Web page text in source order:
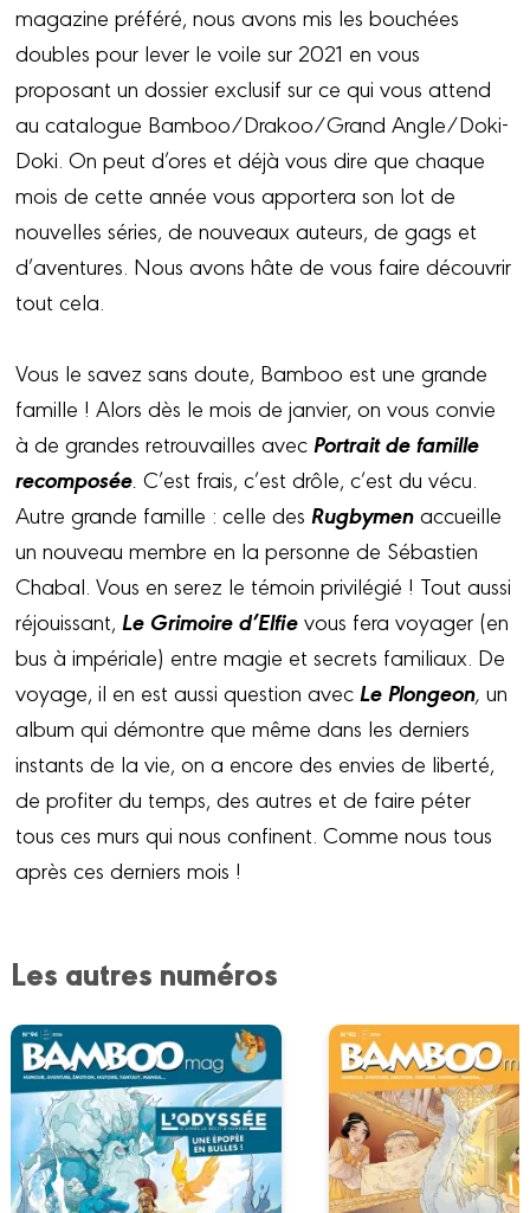
magazine préféré, nous avons mis les bouchées
doubles pour lever le voile sur 2021 en vous
proposant un dossier exclusif sur ce qui vous attend
au catalogue Bamboo/Drakoo/Grand Angle/Doki-
Doki. On peut d’ores et déjà vous dire que chaque
mois de cette année vous apportera son lot de
nouvelles séries, de nouveaux auteurs, de gags et
d’aventures. Nous avons hâte de vous faire découvrir
tout cela.
Vous le savez sans doute, Bamboo est une grande
famille ! Alors dès le mois de janvier, on vous convie
à de grandes retrouvailles avec Portrait de famille
recomposée .C’est frais, c’est drôle, c’est du vécu.
Autre grande famille : celle des Rugbymen accueille
un nouveau membre en la personne de Sébastien
Chabal. Vous en serez le témoin privilégié ! Tout aussi
réjouissant, Le Grimoire d’Elfie vous fera voyager (en
bus à impériale) entre magie et secrets familiaux. De
voyage, il en est aussi question avec Le Plongeon,un
album qui démontre que même dans les derniers
instants de la vie, on a encore des envies de liberté,
de profiter du temps, des autres et de faire péter
tous ces murs qui nous confinent. Comme nous tous
après ces derniers mois !
Les autres numéros